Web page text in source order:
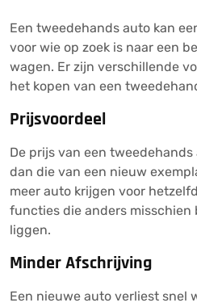
Een tweedehands auto kan
voor wie op zoek is naar een
wagen. Er zijn verschillende
het kopen van een
Prijsvoordeel
De prijs van een
dan die van een nieuw
meer auto krijgen voor
functies die anders misschien
liggen.
Minder Afschrijving
Een nieuwe auto verliest snel